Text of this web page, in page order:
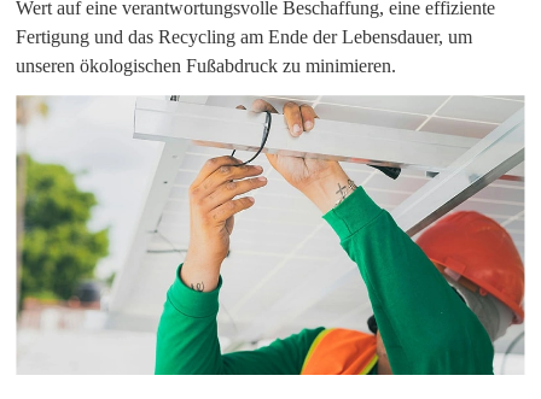
Wert auf eine verantwortungsvolle Beschaffung, eine effiziente
Fertigung und das Recycling am Ende der Lebensdauer, um
unseren ökologischen Fußabdruck zu minimieren.